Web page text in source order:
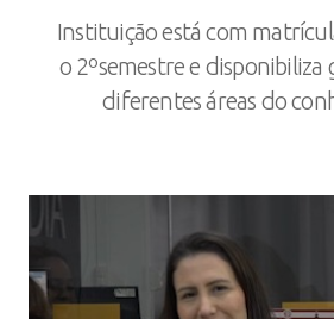
Instituição está com
o 2ºsemestre e disponibiliza
diferentes áreas do